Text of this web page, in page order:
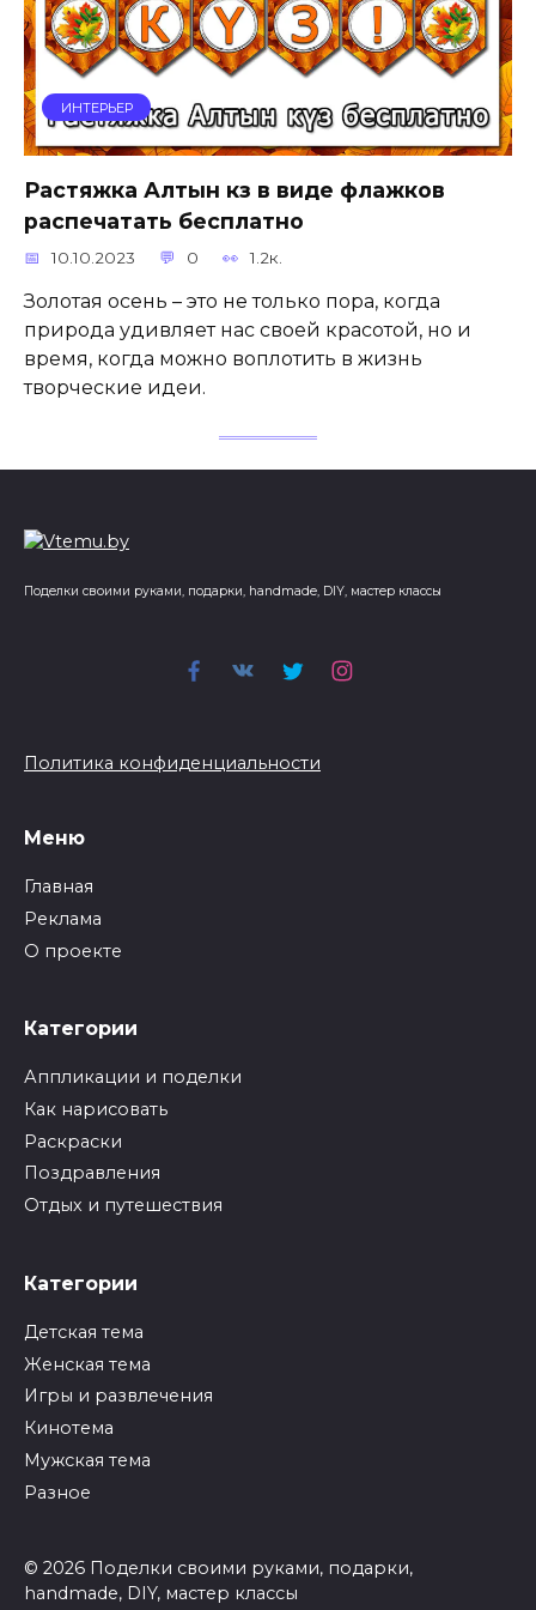
ИНТЕРЬЕР
Растяжка Алтын күз в виде флажков
распечатать бесплатно
10.10.2023 0 1.2к.
Золотая осень – это не только пора, когда
природа удивляет нас своей красотой, но и
время, когда можно воплотить в жизнь
творческие идеи.
Поделки своими руками, подарки, handmade, DIY, мастер классы
Политика конфиденциальности
Меню
Главная
Реклама
О проекте
Категории
Аппликации и поделки
Как нарисовать
Раскраски
Поздравления
Отдых и путешествия
Категории
Детская тема
Женская тема
Игры и развлечения
Кинотема
Мужская тема
Разное
© 2026 Поделки своими руками, подарки,
handmade, DIY, мастер классы